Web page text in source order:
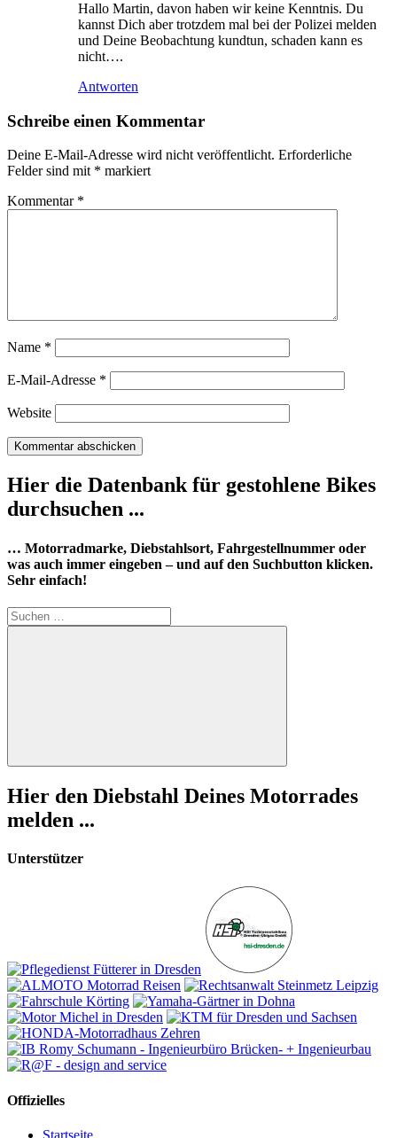
Hallo Martin, davon haben wir keine Kenntnis. Du
kannst Dich aber trotzdem mal bei der Polizei melden
und Deine Beobachtung kundtun, schaden kann es
nicht….
Antworten
Schreibe einen Kommentar
Deine E-Mail-Adresse wird nicht veröffentlicht. Erforderliche
Felder sind mit * markiert
Kommentar *
Name *
E-Mail-Adresse *
Website
Hier die Datenbank für gestohlene Bikes
durchsuchen ...
… Motorradmarke, Diebstahlsort, Fahrgestellnummer oder
was auch immer eingeben – und auf den Suchbutton klicken.
Sehr einfach!
Suchen
nach:
Suchen
Hier den Diebstahl Deines Motorrades
melden ...
Unterstützer
Offizielles
Startseite